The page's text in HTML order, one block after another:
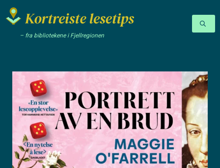
– fra bibliotekene i Fjellregionen